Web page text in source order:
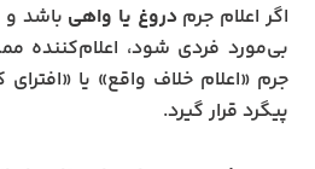
اگر اعلام جرمدروغ یا واهی باشد
بی‌مورد فردی شود، اعلام‌کننده
جرم «اعلام خلاف واقع» یا
پیگرد قرار گیرد.